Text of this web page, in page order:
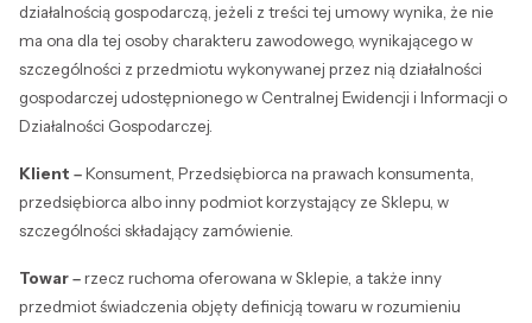
działalnością gospodarczą, jeżeli z treści tej umowy wynika, że nie
ma ona dla tej osoby charakteru zawodowego, wynikającego w
szczególności z przedmiotu wykonywanej przez nią działalności
gospodarczej udostępnionego w Centralnej Ewidencji i Informacji o
Działalności Gospodarczej.
Klient –Konsument, Przedsiębiorca na prawach konsumenta,
przedsiębiorca albo inny podmiot korzystający ze Sklepu, w
szczególności składający zamówienie.
Towar –rzecz ruchoma oferowana w Sklepie, a także inny
przedmiot świadczenia objęty definicją towaru w rozumieniu